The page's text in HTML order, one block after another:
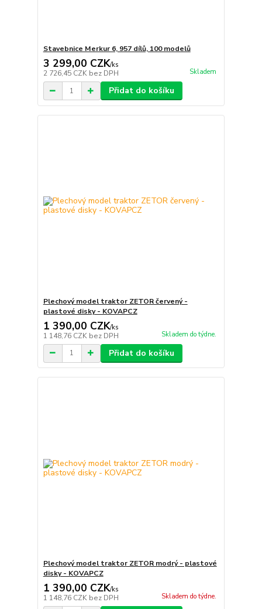
Stavebnice Merkur 6, 957 dílů, 100 modelů
3 299,00 CZK/ks
2 726,45 CZK bez DPH Skladem
Přidat do košíku
Plechový model traktor ZETOR červený -
plastové disky - KOVAPCZ
1 390,00 CZK/ks
1 148,76 CZK bez DPH Skladem do týdne.
Přidat do košíku
Plechový model traktor ZETOR modrý - plastové
disky - KOVAPCZ
1 390,00 CZK/ks
1 148,76 CZK bez DPH Skladem do týdne.